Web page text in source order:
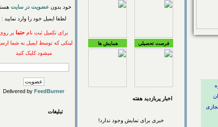
فرصت تحصیلی همایش ها
اخبار پربازديد هفته
خبری برای نمایش وجود ندارد!
خود بدونعضویت در سایتهستید
لطفا ایمیل خود را وارد نمایید :
برای تکمیل ثبت نام حتمابر روی
لینکی که توسط ایمیل به شما ارسال
میشود کلیک کنید
Delivered byFeedBurner
تبلیغات